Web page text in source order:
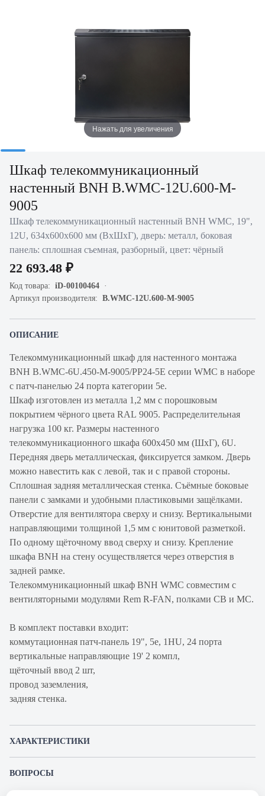
Нажать для увеличения
Шкаф телекоммуникационный
настенный BNH B.WMC-12U.600-M-
9005
Шкаф телекоммуникационный настенный BNH WMC, 19",
12U, 634х600х600 мм (ВхШхГ), дверь: металл, боковая
панель: сплошная съемная, разборный, цвет: чёрный
22 693.48 ₽
Код товара: iD-00100464
Артикул производителя: B.WMC-12U.600-M-9005
ОПИСАНИЕ
Телекоммуникационный шкаф для настенного монтажа
BNH B.WMC-6U.450-M-9005/PP24-5E серии WMC в наборе
с патч-панелью 24 порта категории 5е.
Шкаф изготовлен из металла 1,2 мм с порошковым
покрытием чёрного цвета RAL 9005. Распределительная
нагрузка 100 кг. Размеры настенного
телекоммуникационного шкафа 600х450 мм (ШхГ), 6U.
Передняя дверь металлическая, фиксируется замком. Дверь
можно навестить как с левой, так и с правой стороны.
Сплошная задняя металлическая стенка. Съёмные боковые
панели с замками и удобными пластиковыми защёлками.
Отверстие для вентилятора сверху и снизу. Вертикальными
направляющими толщиной 1,5 мм с юнитовой разметкой.
По одному щёточному ввод сверху и снизу. Крепление
шкафа BNH на стену осуществляется через отверстия в
задней рамке.
Телекоммуникационный шкаф BNH WMC совместим с
вентиляторными модулями Rem R-FAN, полками СВ и МС.
В комплект поставки входит:
коммутационная патч-панель 19", 5е, 1HU, 24 порта
вертикальные направляющие 19' 2 компл,
щёточный ввод 2 шт,
провод заземления,
задняя стенка.
ХАРАКТЕРИСТИКИ
ВОПРОСЫ